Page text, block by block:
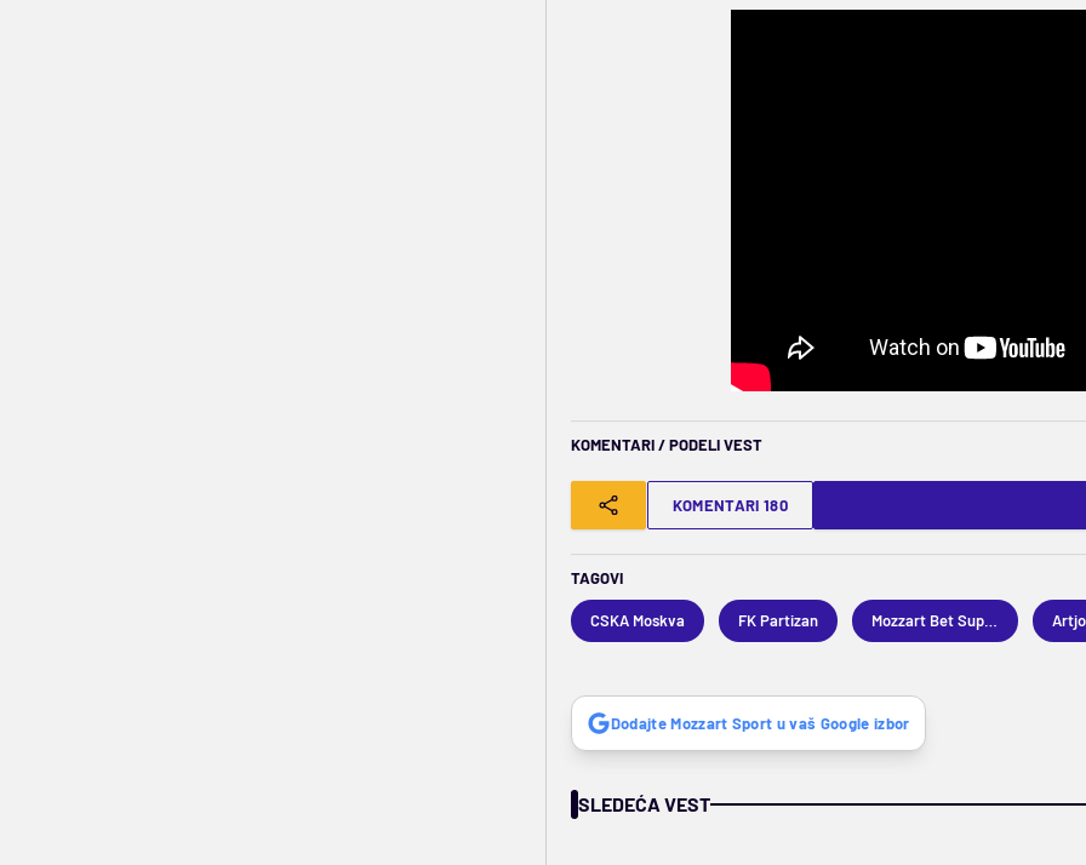
KOMENTARI / PODELI VEST
KOMENTARI 180
TAGOVI
CSKA Moskva FK Partizan Mozzart Bet Superliga
Dodajte Mozzart Sport u vaš Google izbor
SLEDEĆA VEST